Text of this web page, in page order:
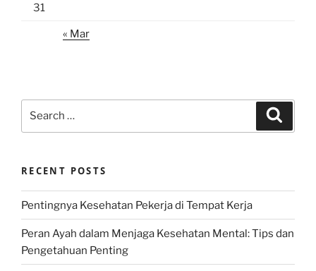
31
« Mar
RECENT POSTS
Pentingnya Kesehatan Pekerja di Tempat Kerja
Peran Ayah dalam Menjaga Kesehatan Mental: Tips dan
Pengetahuan Penting